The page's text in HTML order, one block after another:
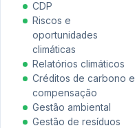
CDP
Riscos e
oportunidades
climáticas
Relatórios climáticos
Créditos de carbono e
compensação
Gestão ambiental
Gestão de resíduos